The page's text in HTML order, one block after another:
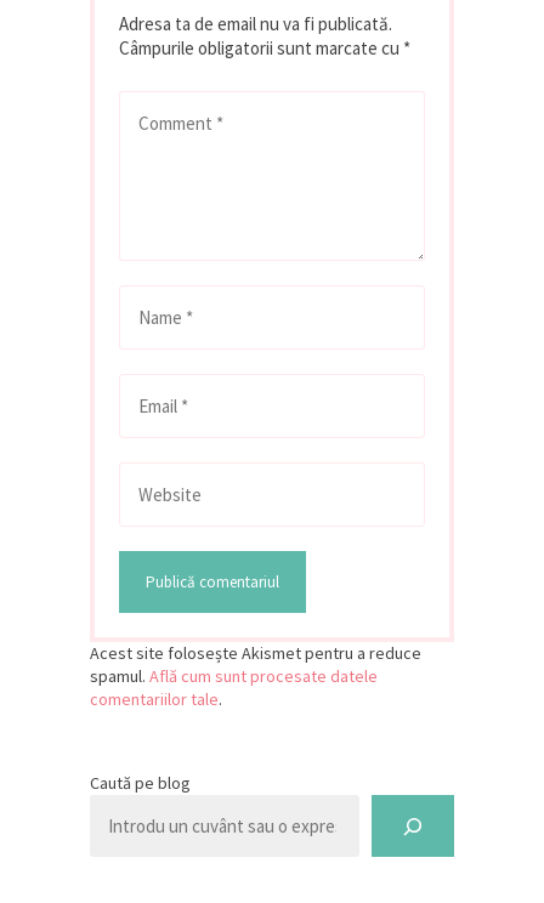
Adresa ta de email nu va fi publicată.
Câmpurile obligatorii sunt marcate cu *
Acest site folosește Akismet pentru a reduce
spamul. Află cum sunt procesate datele
comentariilor tale.
Caută pe blog